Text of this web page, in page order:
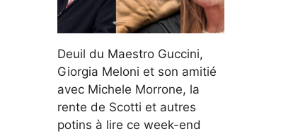
Deuil du Maestro Guccini,
Giorgia Meloni et son amitié
avec Michele Morrone, la
rente de Scotti et autres
potins à lire ce week-end